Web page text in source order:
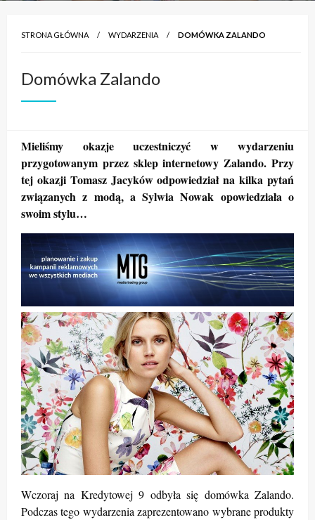
STRONA GŁÓWNA WYDARZENIA DOMÓWKA ZALANDO
Domówka Zalando
Mieliśmy okazje uczestniczyć w wydarzeniu
przygotowanym przez sklep internetowy Zalando. Przy
tej okazji Tomasz Jacyków odpowiedział na kilka pytań
związanych z modą, a Sylwia Nowak opowiedziała o
swoim stylu…
Wczoraj na Kredytowej 9 odbyła się domówka Zalando.
Podczas tego wydarzenia zaprezentowano wybrane produkty